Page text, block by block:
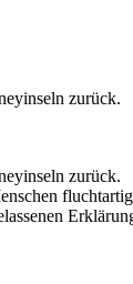
zurück.
zurück.